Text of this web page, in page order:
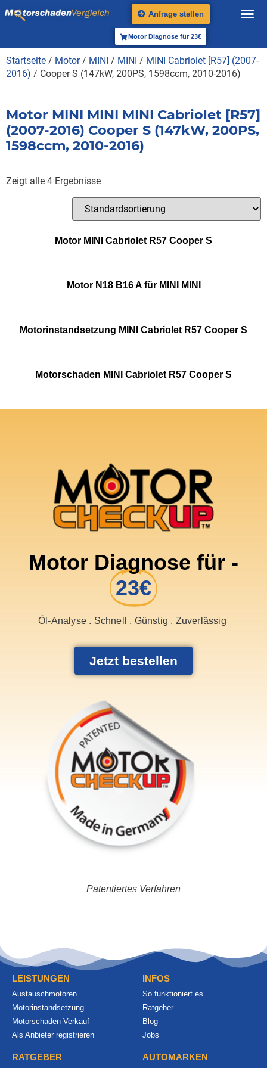
Anfrage stellen
Motor Diagnose für 23€
Startseite / Motor/ MINI / MINI / MINI Cabriolet [R57] (2007-
2016) / Cooper S (147kW, 200PS, 1598ccm, 2010-2016)
Motor MINI MINI MINI Cabriolet [R57]
(2007-2016) Cooper S (147kW, 200PS,
1598ccm, 2010-2016)
Zeigt alle 4 Ergebnisse
Motor MINI Cabriolet R57 Cooper S
Motor N18 B16 A für MINI MINI
Motorinstandsetzung MINI Cabriolet R57 Cooper S
Motorschaden MINI Cabriolet R57 Cooper S
Motor Diagnose für -
23€
Öl-Analyse . Schnell . Günstig . Zuverlässig
Jetzt bestellen
Patentiertes Verfahren
LEISTUNGEN
Austauschmotoren
Motorinstandsetzung
Motorschaden Verkauf
Als Anbieter registrieren
INFOS
So funktioniert es
Ratgeber
Blog
Jobs
RATGEBER AUTOMARKEN